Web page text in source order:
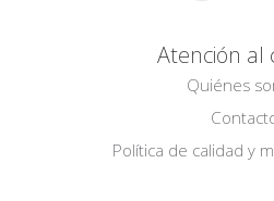
Atención al
Quiénes
Política de calidad y